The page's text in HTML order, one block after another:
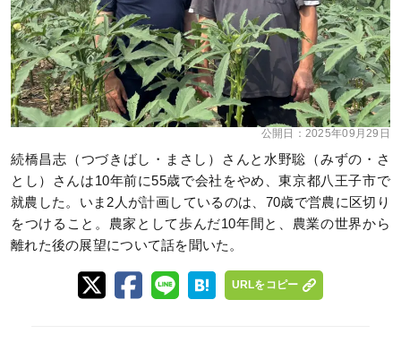
公開日： 2025年09月29日
続橋昌志（つづきばし・まさし）さんと水野聡（みずの・さ
とし）さんは10年前に55歳で会社をやめ、東京都八王子市で
就農した。いま2人が計画しているのは、70歳で営農に区切り
をつけること。農家として歩んだ10年間と、農業の世界から
離れた後の展望について話を聞いた。
URLをコピー